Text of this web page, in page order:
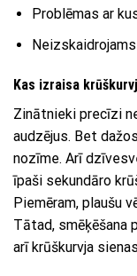
Problēmas ar
Kas izraisa
Zinātnieki precīzi
audzējus. Bet
nozīme. Arī
īpaši sekundāro
Piemēram, plaušu
Tātad, smēķēšana
arī krūškurvja